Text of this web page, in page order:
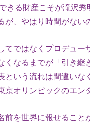
きる財産こそが滝沢
が、やはり時間がない
ではなくプロデュー
くなるまでが「引き
という流れは間違い
京オリンピックのエン
を世界に報せること